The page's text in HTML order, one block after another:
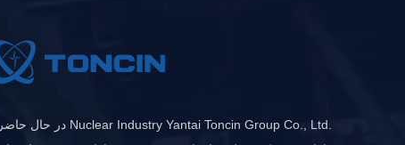
.Nuclear Industry Yantai Toncin Group Co., Ltd در حال حاضر